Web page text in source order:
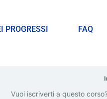
PROGRESSI FAQ
Vuoi iscriverti a questo